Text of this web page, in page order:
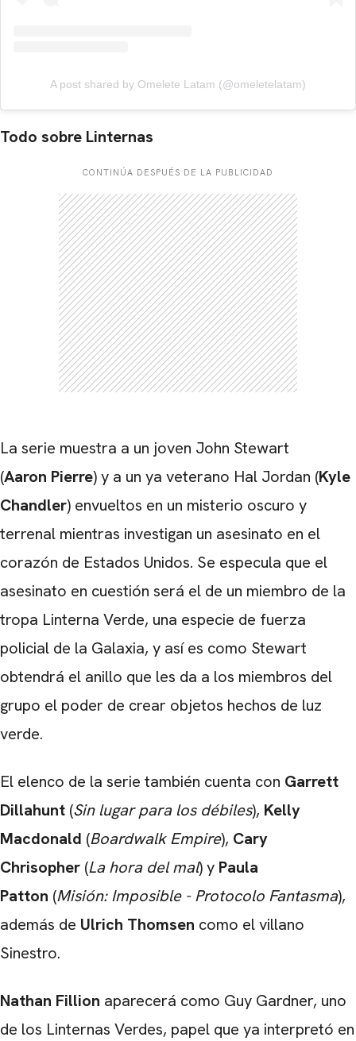
A post shared by Omelete Latam (@omeletelatam)
Todo sobre Linternas
CONTINÚA DESPUÉS DE LA PUBLICIDAD
La serie muestra a un joven John Stewart
(Aaron Pierre) y a un ya veterano Hal Jordan (Kyle
Chandler) envueltos en un misterio oscuro y
terrenal mientras investigan un asesinato en el
corazón de Estados Unidos. Se especula que el
asesinato en cuestión será el de un miembro de la
tropa Linterna Verde, una especie de fuerza
policial de la Galaxia, y así es como Stewart
obtendrá el anillo que les da a los miembros del
grupo el poder de crear objetos hechos de luz
verde.
El elenco de la serie también cuenta con Garrett
Dillahunt (Sin lugar para los débiles), Kelly
Macdonald (Boardwalk Empire), Cary
Chrisopher (La hora del mal) y Paula
Patton (Misión: Imposible - Protocolo Fantasma),
además de Ulrich Thomsen como el villano
Sinestro.
Nathan Fillion aparecerá como Guy Gardner, uno
de los Linternas Verdes, papel que ya interpretó en
CARREGANDO PUBLICIDADE